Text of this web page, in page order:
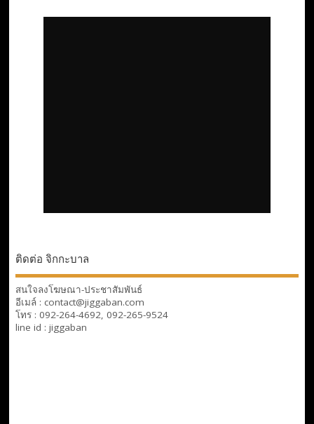
ติดต่อ จิกกะบาล
สนใจลงโฆษณา-ประชาสัมพันธ์
อีเมล์ : contact@jiggaban.com
โทร : 092-264-4692, 092-265-9524
line id : jiggaban